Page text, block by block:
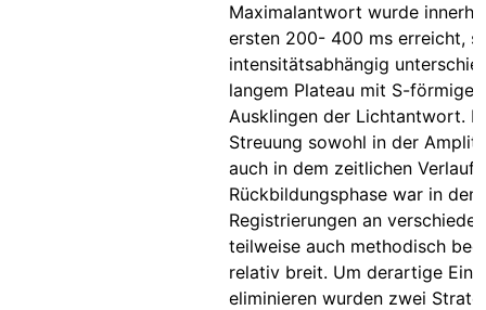
Maximalantwort wurde
ersten 200- 400 ms erreicht,
intensitätsabhängig
langem Plateau mit S-
Ausklingen der Lichtantwort.
Streuung sowohl in der
auch in dem zeitlichen Verlauf
Rückbildungsphase war in den
Registrierungen an
teilweise auch methodisch
relativ breit. Um derartige
eliminieren wurden zwei